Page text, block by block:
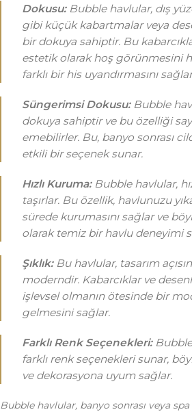
Dokusu:Bubble havlular, dış
gibi küçük kabartmalar veya
bir dokuya sahiptir. Bu
estetik olarak hoş görünmesini
farklı bir his uyandırmasını
Süngerimsi Dokusu:Bubble
dokuya sahiptir ve bu özelliği
emebilirler. Bu, banyo sonrası
etkili bir seçenek sunar.
Hızlı Kuruma:Bubble havlular,
taşırlar. Bu özellik, havlunuzu
sürede kurumasını sağlar ve
olarak temiz bir havlu deneyimi
Şıklık:Bu havlular, tasarım
moderndir. Kabarcıklar ve
işlevsel olmanın ötesinde bir
gelmesini sağlar.
Farklı Renk Seçenekleri:
farklı renk seçenekleri sunar,
ve dekorasyona uyum sağlar.
Bubble havlular, banyo sonrası veya spa